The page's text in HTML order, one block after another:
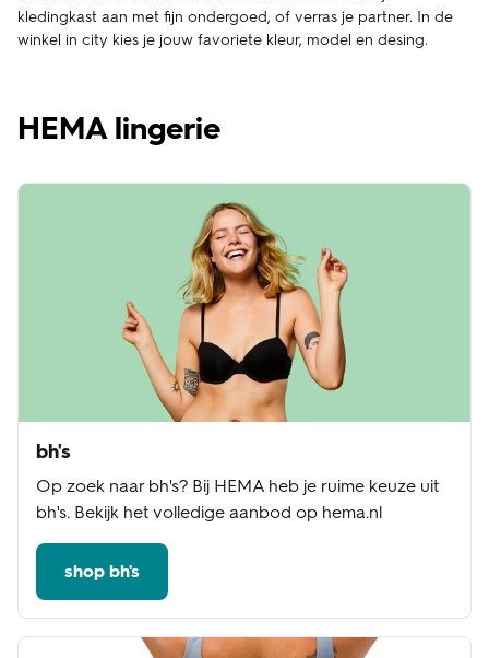
kledingkast aan met fijn ondergoed, of verras je partner. In de
winkel in city kies je jouw favoriete kleur, model en desing.
HEMA lingerie
bh's
Op zoek naar bh's? Bij HEMA heb je ruime keuze uit
bh's. Bekijk het volledige aanbod op hema.nl
shop bh's